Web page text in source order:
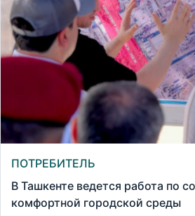
ПОТРЕБИТЕЛЬ
В Ташкенте ведется работа по
комфортной городской среды